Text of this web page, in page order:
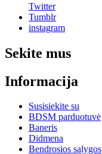
Twitter
Tumblr
instagram
Sekite mus
Informacija
Susisiekite su
BDSM parduotuvė
Baneris
Didmena
Bendrosios sąlygos